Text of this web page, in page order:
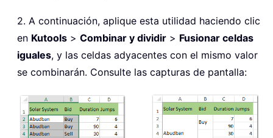
2. A continuación, aplique esta utilidad haciendo clic
en Kutools > Combinar y dividir > Fusionar celdas
iguales, y las celdas adyacentes con el mismo valor
se combinarán. Consulte las capturas de pantalla: